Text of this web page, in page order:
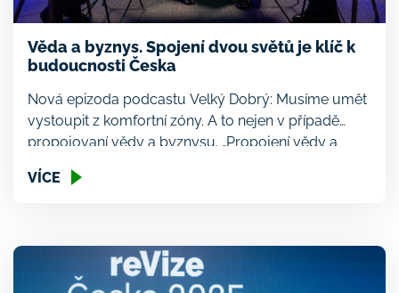
Věda a byznys. Spojení dvou světů je klíč k
budoucnosti Česka
Nová epizoda podcastu Velký Dobrý: Musíme umět
vystoupit z komfortní zóny. A to nejen v případě
propojovaní vědy a byznysu. „Propojení vědy a
věc. Nemáme nerostné suroviny, geopoliticky
budeme dělat byznys, který nikdo jiný neumí. […]
VÍCE